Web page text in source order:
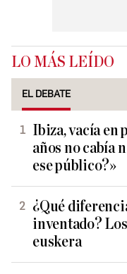
LO MÁS LEÍDO
EL DEBATE
Ibiza, vacía en
años no cabía
ese público?»
¿Qué
inventado?
euskera